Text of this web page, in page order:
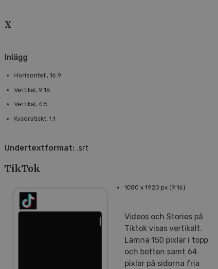
X
Inlägg
Horisontell, 16:9
Vertikal, 9:16
Vertikal, 4:5
Kvadratiskt, 1:1
Undertextformat: .srt
TikTok
1080 x 1920 px (9:16)
Videos och Stories på
Tiktok visas vertikalt.
Lämna 150 pixlar i topp
och botten samt 64
pixlar på sidorna fria